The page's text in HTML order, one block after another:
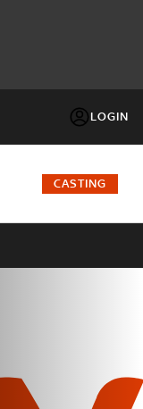
LOGIN
FACTOR
CASTING